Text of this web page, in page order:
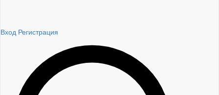
Вход Регистрация